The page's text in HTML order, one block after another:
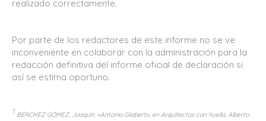
realizado correctamente.
Por parte de los redactores de este informe no se ve
inconveniente en colaborar con la administración para la
redacción definitiva del informe oficial de declaración si
así se estima oportuno.
1 BÉRCHEZ GÓMEZ, Joaquín. «Antonio Gilabert», en Arquitectos con huella, Alberto